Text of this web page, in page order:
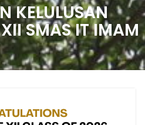
KELULUSAN
SMAS IT IMAM